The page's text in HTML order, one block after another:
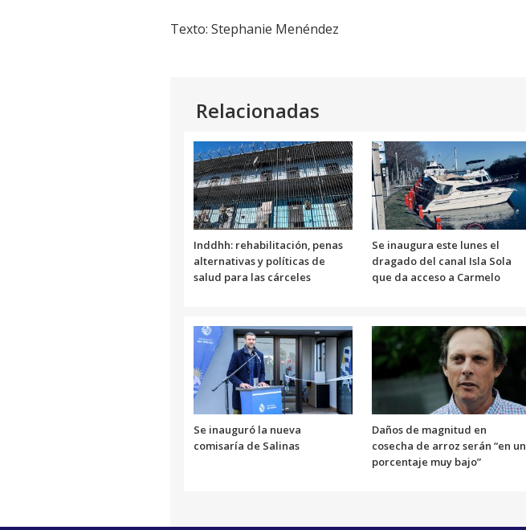
Texto: Stephanie Menéndez
Relacionadas
Inddhh: rehabilitación, penas
alternativas y políticas de
salud para las cárceles
Se inaugura este lunes el
dragado del canal Isla Sola
que da acceso a Carmelo
Se inauguró la nueva
comisaría de Salinas
Daños de magnitud en
cosecha de arroz serán “en un
porcentaje muy bajo”